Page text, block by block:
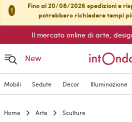
!
Fino al 20/08/2026 spedizioni e
potrebbero richiedere tempi
Il mercato online di arte,
New
Mobili Sedute Decor Illuminazione
Home Arte Sculture